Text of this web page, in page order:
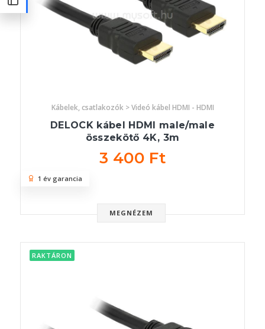
Kábelek, csatlakozók > Videó kábel HDMI - HDMI
DELOCK kábel HDMI male/male
összekötő 4K, 3m
3 400 Ft
MEGNÉZEM
1 év garancia
RAKTÁRON